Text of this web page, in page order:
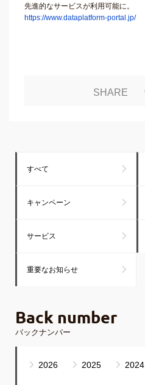
先進的なサービスが利用可能に。
https://www.dataplatform-portal.jp/
SHARE
すべて
キャンペーン
サービス
重要なお知らせ
Back number
バックナンバー
2026 2025 2024